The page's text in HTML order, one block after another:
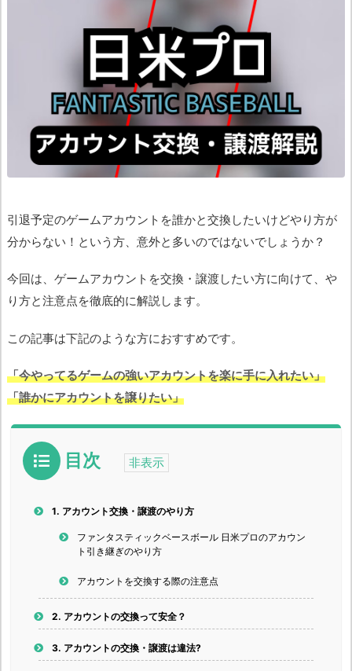
引退予定のゲームアカウントを誰かと交換したいけどやり方が
分からない！という方、意外と多いのではないでしょうか？
今回は、ゲームアカウントを交換・譲渡したい方に向けて、や
り方と注意点を徹底的に解説します。
この記事は下記のような方におすすめです。
「今やってるゲームの強いアカウントを楽に手に入れたい」
「誰かにアカウントを譲りたい」
目次
1. アカウント交換・譲渡のやり方
ファンタスティックベースボール 日米プロのアカウン
ト引き継ぎのやり方
アカウントを交換する際の注意点
2. アカウントの交換って安全？
3. アカウントの交換・譲渡は違法?